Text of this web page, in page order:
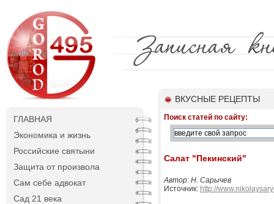
ГЛАВНАЯ
Экономика и жизнь
Российские святыни
Защита от произвола
Сам себе адвокат
Сад 21 века
ВКУСНЫЕ РЕЦЕПТЫ
Поиск статей по сайту:
Салат "Пекинский"
Автор: Н. Сарычев
Источник: http://